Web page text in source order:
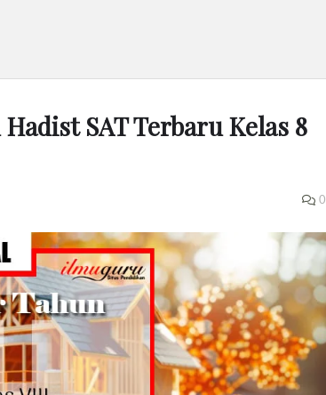
SAT Terbaru Kelas 8
0